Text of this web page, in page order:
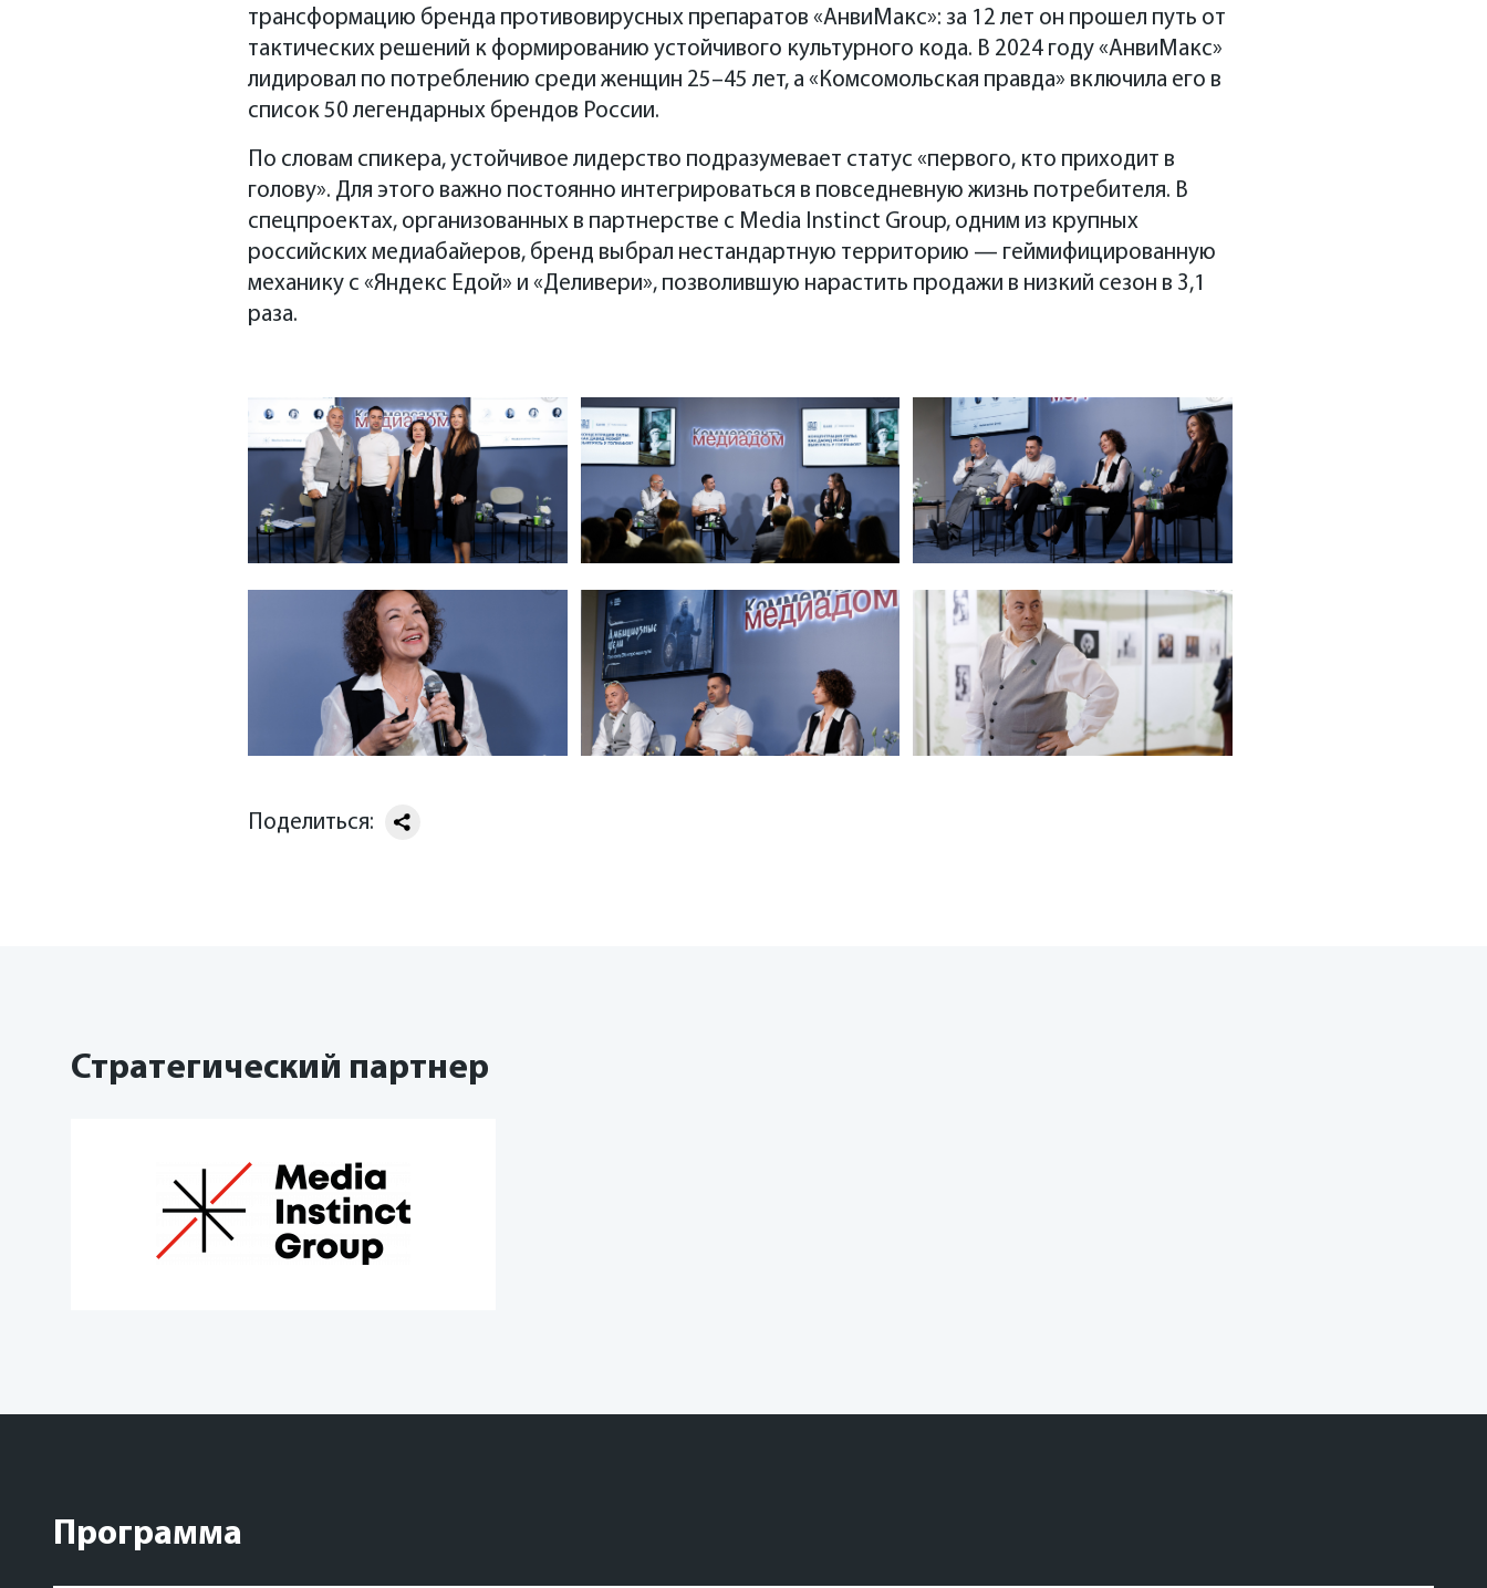
трансформацию бренда противовирусных препаратов «АнвиМакс»: за 12 лет он прошел путь от
тактических решений к формированию устойчивого культурного кода. В 2024 году «АнвиМакс»
лидировал по потреблению среди женщин 25–45 лет, а «Комсомольская правда» включила его в
список 50 легендарных брендов России.
По словам спикера, устойчивое лидерство подразумевает статус «первого, кто приходит в
голову». Для этого важно постоянно интегрироваться в повседневную жизнь потребителя. В
спецпроектах, организованных в партнерстве с Media Instinct Group, одним из крупных
российских медиабайеров, бренд выбрал нестандартную территорию — геймифицированную
механику с «Яндекс Едой» и «Деливери», позволившую нарастить продажи в низкий сезон в 3,1
раза.
Поделиться:
Стратегический партнер
Программа